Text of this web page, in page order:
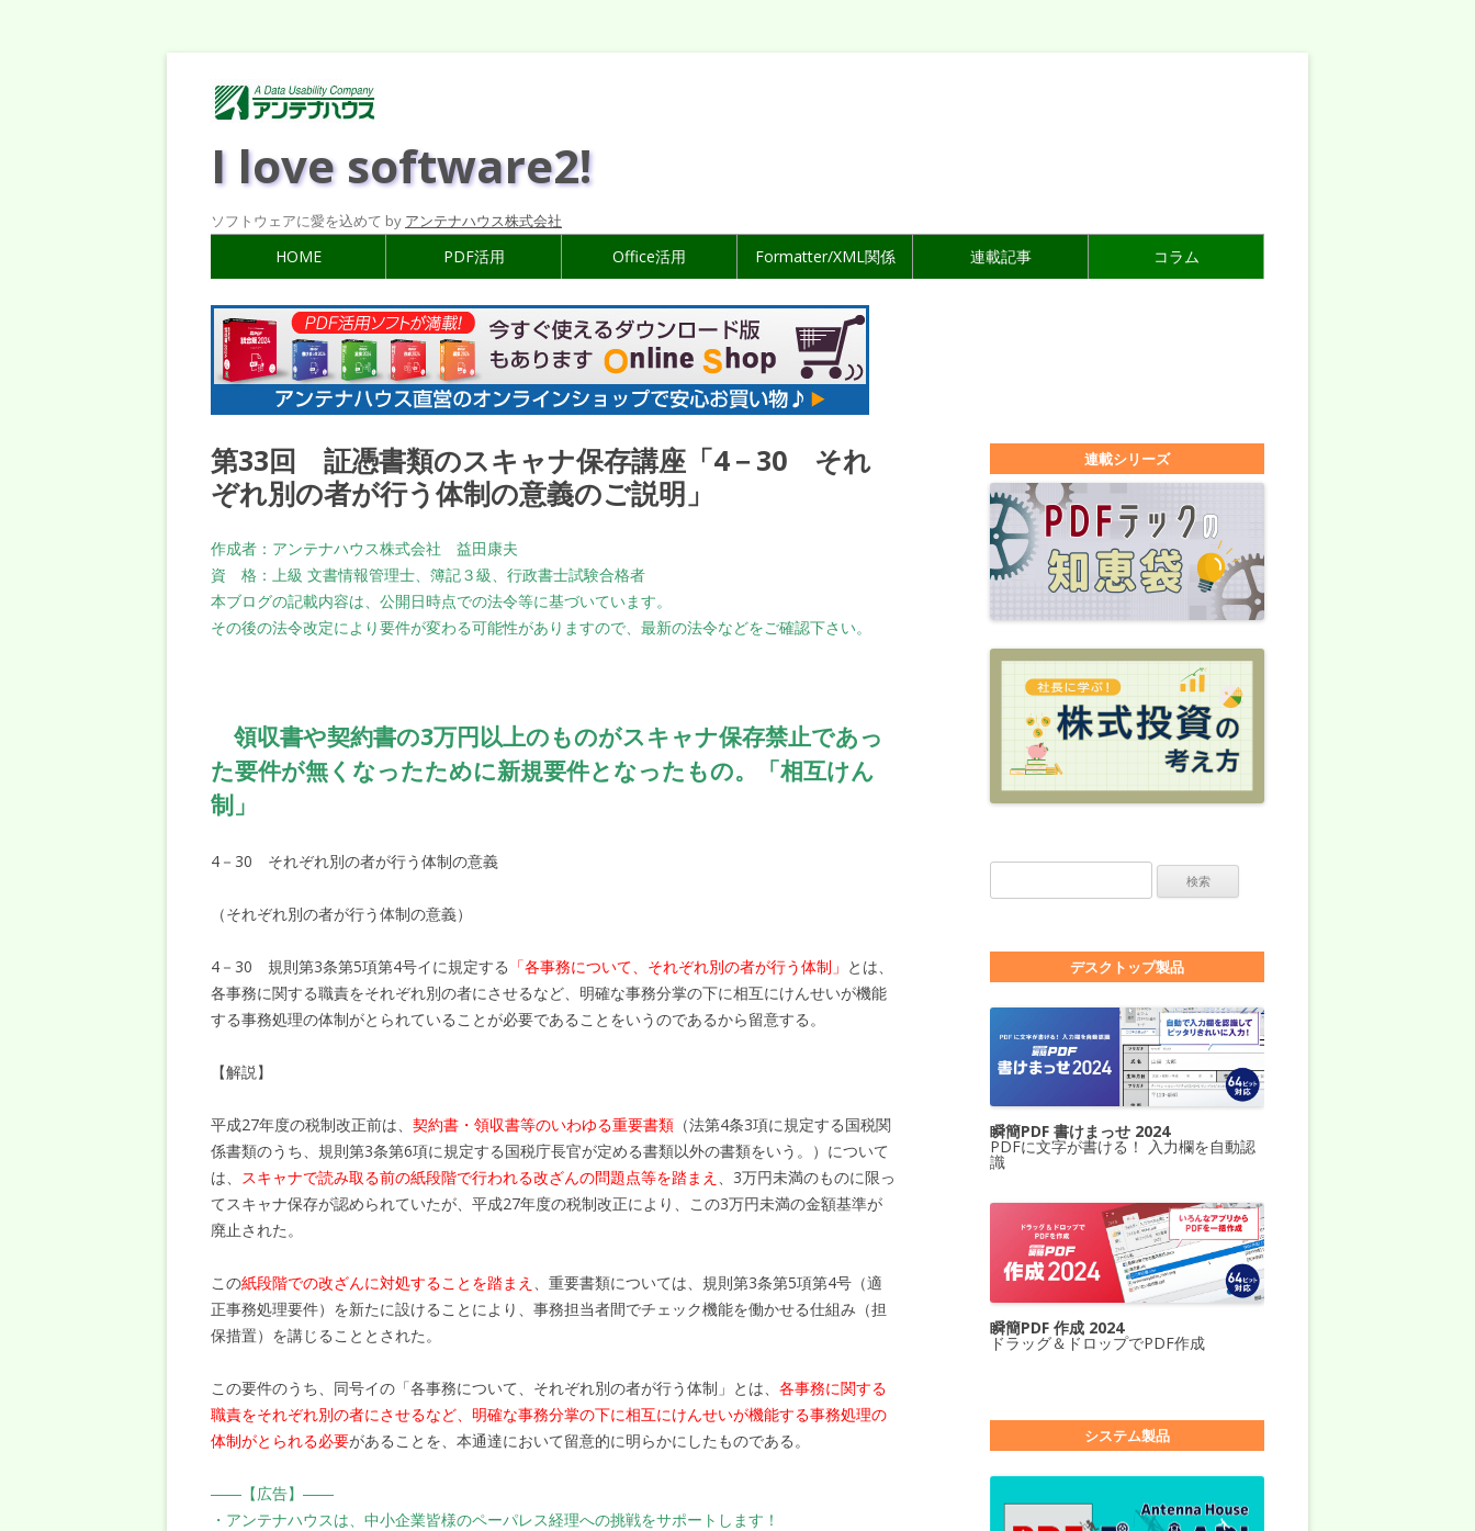
I love software2!
ソフトウェアに愛を込めて by アンテナハウス株式会社
HOME PDF活用 Office活用 Formatter/XML関係 連載記事 コラム
第33回 証憑書類のスキャナ保存講座「4－30 それ
ぞれ別の者が行う体制の意義のご説明」
作成者：アンテナハウス株式会社 益田康夫
資 格：上級 文書情報管理士、簿記３級、行政書士試験合格者
本ブログの記載内容は、公開日時点での法令等に基づいています。
その後の法令改定により要件が変わる可能性がありますので、最新の法令などをご確認下さい。
領収書や契約書の3万円以上のものがスキャナ保存禁止であっ
た要件が無くなったために新規要件となったもの。「相互けん
制」
4－30 それぞれ別の者が行う体制の意義
（それぞれ別の者が行う体制の意義）
4－30 規則第3条第5項第4号イに規定する 「各事務について、それぞれ別の者が行う体制」 とは、
各事務に関する職責をそれぞれ別の者にさせるなど、明確な事務分掌の下に相互にけんせいが機能
する事務処理の体制がとられていることが必要であることをいうのであるから留意する。
【解説】
平成27年度の税制改正前は、 契約書・領収書等のいわゆる重要書類 （法第4条3項に規定する国税関
係書類のうち、規則第3条第6項に規定する国税庁長官が定める書類以外の書類をいう。）について
は、 スキャナで読み取る前の紙段階で行われる改ざんの問題点等を踏まえ 、3万円未満のものに限っ
てスキャナ保存が認められていたが、平成27年度の税制改正により、この3万円未満の金額基準が
廃止された。
この紙段階での改ざんに対処することを踏まえ 、重要書類については、規則第3条第5項第4号（適
正事務処理要件）を新たに設けることにより、事務担当者間でチェック機能を働かせる仕組み（担
保措置）を講じることとされた。
この要件のうち、同号イの「各事務について、それぞれ別の者が行う体制」とは、 各事務に関する
職責をそれぞれ別の者にさせるなど、明確な事務分掌の下に相互にけんせいが機能する事務処理の
体制がとられる必要があることを、本通達において留意的に明らかにしたものである。
――【広告】――
・アンテナハウスは、中小企業皆様のペーパレス経理への挑戦をサポートします！
連載シリーズ
デスクトップ製品
瞬簡PDF 書けまっせ 2024
PDFに文字が書ける！ 入力欄を自動認
識
瞬簡PDF 作成 2024
ドラッグ＆ドロップでPDF作成
システム製品